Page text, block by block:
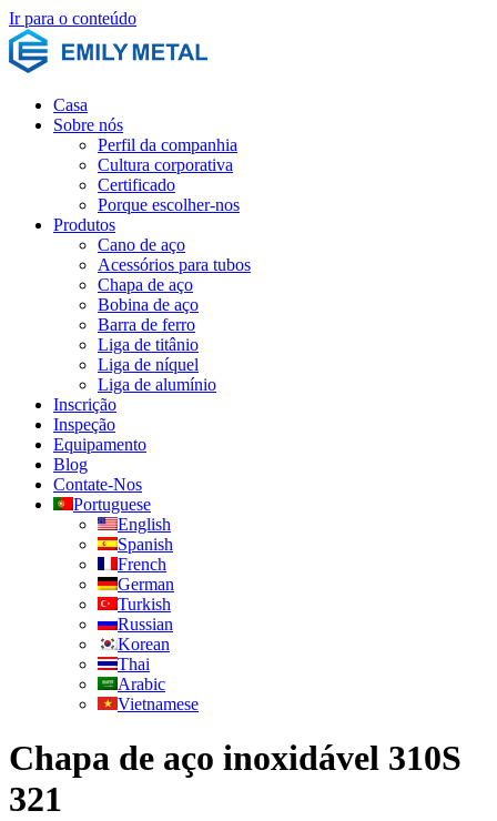
Ir para o conteúdo
Casa
Sobre nós
Perfil da companhia
Cultura corporativa
Certificado
Porque escolher-nos
Produtos
Cano de aço
Acessórios para tubos
Chapa de aço
Bobina de aço
Barra de ferro
Liga de titânio
Liga de níquel
Liga de alumínio
Inscrição
Inspeção
Equipamento
Blog
Contate-Nos
Portuguese
English
Spanish
French
German
Turkish
Russian
Korean
Thai
Arabic
Vietnamese
Chapa de aço inoxidável 310S
321